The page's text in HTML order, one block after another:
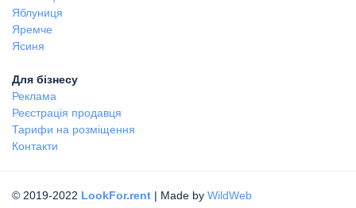
Яблуниця
Яремче
Ясиня
Для бізнесу
Реклама
Реєстрація продавця
Тарифи на розміщення
Контакти
© 2019-2022 LookFor.rent | Made by WildWeb